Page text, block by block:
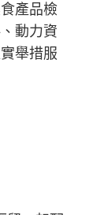
產品檢
動力資
舉措服